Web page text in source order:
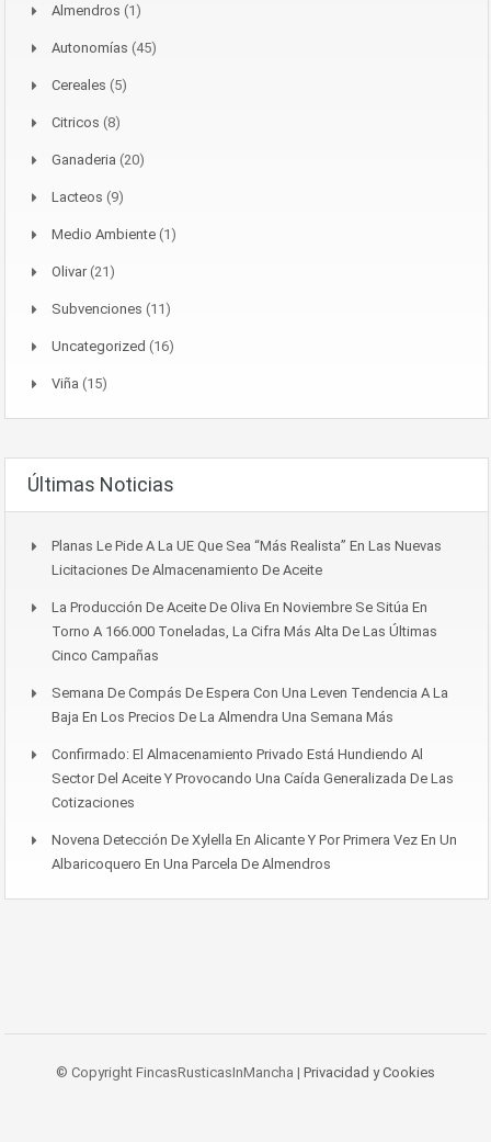
Almendros (1)
Autonomías (45)
Cereales (5)
Citricos (8)
Ganaderia (20)
Lacteos (9)
Medio Ambiente (1)
Olivar(21)
Subvenciones (11)
Uncategorized (16)
Viña (15)
Últimas Noticias
Planas Le Pide A La UE Que Sea “más Realista” En Las Nuevas
Licitaciones De Almacenamiento De Aceite
La Producción De Aceite De Oliva En Noviembre Se Sitúa En
Torno A 166.000 Toneladas, La Cifra Más Alta De Las Últimas
Cinco Campañas
Semana De Compás De Espera Con Una Leven Tendencia A La
Baja En Los Precios De La Almendra Una Semana Más
Confirmado: El Almacenamiento Privado Está Hundiendo Al
Sector Del Aceite Y Provocando Una Caída Generalizada De Las
Cotizaciones
Novena Detección De Xylella En Alicante Y Por Primera Vez En Un
Albaricoquero En Una Parcela De Almendros
© Copyright FincasRusticasInMancha | Privacidad y Cookies